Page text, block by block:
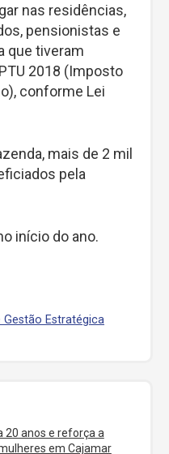
nas residências,
pensionistas e
que tiveram
2018 (Imposto
conforme Lei
mais de 2 mil
pela
início do ano.
Gestão Estratégica
20 anos e reforça a
em Cajamar